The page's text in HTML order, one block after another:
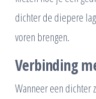
dichter de diepere
voren brengen.
Verbinding
Wanneer een dichter